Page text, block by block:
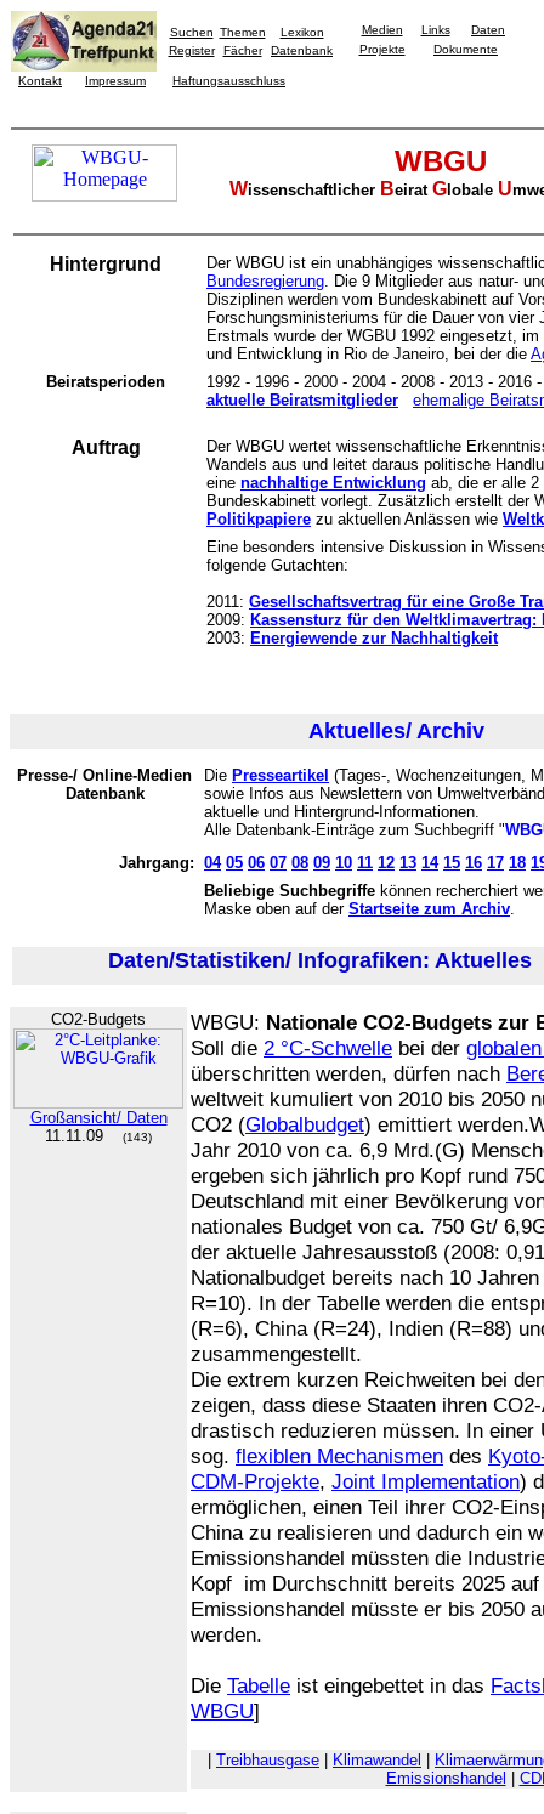
Suchen Themen
Lexikon
Register
Fächer Datenbank
Medien Links
Daten
Projekte
Dokumente
Kontakt Impressum Haftungsausschluss
WBGU
Wissenschaftlicher BeiratG lobale U
Hintergrund
Der WBGU ist ein unabhängiges
Bundesregierung. Die 9 Mitglieder aus natur-
Disziplinen werden vom Bundeskabinett auf
Forschungsministeriums für die Dauer von vier
Erstmals wurde der WGBU 1992 eingesetzt,
und Entwicklung in Rio de Janeiro, bei der die
Beiratsperioden
1992 - 1996 - 2000 - 2004 - 2008 - 2013 - 2016
aktuelle Beiratsmitglieder
ehemalige
Auftrag
Der WBGU wertet wissenschaftliche
Wandels aus und leitet daraus politische
eine nachhaltige Entwicklung ab, die er alle
Bundeskabinett vorlegt. Zusätzlich erstellt der
Politikpapiere zu aktuellen Anlässen wie
Eine besonders intensive Diskussion in
folgende Gutachten:
2011: Gesellschaftsvertrag für eine Große
2009: Kassensturz für den Weltklimavertrag:
2003: Energiewende zur Nachhaltigkeit
Aktuelles/ Archiv
Presse-/ Online-Medien
Datenbank
Die Presseartikel (Tages-, Wochenzeitungen,
sowie Infos aus Newslettern von
aktuelle und Hintergrund-Informationen.
Alle Datenbank-Einträge zum Suchbegriff "
Jahrgang: 04 05 06 07 08 09 10 11 12 13 14 15 16 17 18
Beliebige Suchbegriffe können recherchiert
Maske oben auf der Startseite zum Archiv.
Daten/Statistiken/ Infografiken: Aktuelles
CO2-Budgets
Großansicht/ Daten
11.11.09
(143)
WBGU: Nationale CO2-Budgets zur
Soll die 2 °C-Schwelle bei der
überschritten werden, dürfen nach
weltweit kumuliert von 2010 bis 2050
CO2 (Globalbudget) emittiert
Jahr 2010 von ca. 6,9 Mrd.(G)
ergeben sich jährlich pro Kopf rund
Deutschland mit einer Bevölkerung
nationales Budget von ca. 750 Gt/
der aktuelle Jahresausstoß (2008:
Nationalbudget bereits nach 10
R=10). In der Tabelle werden die
(R=6), China (R=24), Indien (R=88)
zusammengestellt.
Die extrem kurzen Reichweiten bei
zeigen, dass diese Staaten ihren
drastisch reduzieren müssen. In einer
sog. flexiblen Mechanismen des
CDM-Projekte, Joint Implementation)
ermöglichen, einen Teil ihrer CO2-
China zu realisieren und dadurch ein
Emissionshandel müssten die
Kopf im Durchschnitt bereits 2025
Emissionshandel müsste er bis 2050
werden.
Die Tabelle ist eingebettet in das
WBGU]
Treibhausgase Klimawandel
Emissionshandel